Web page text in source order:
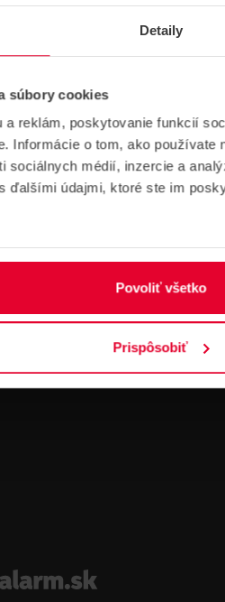
Detaily
súbory cookies
a reklám, poskytovanie funkcií
Informácie o tom, ako používate
sociálnych médií, inzercie a
ďalšími údajmi, ktoré ste im
Povoliť všetko
Prispôsobiť
0029 4205 9929
III,